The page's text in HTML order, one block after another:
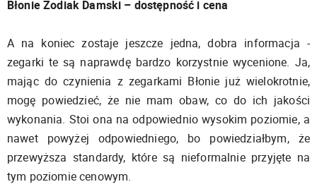
Błonie Zodiak Damski – dostępność i cena
A na koniec zostaje jeszcze jedna, dobra informacja -
zegarki te są naprawdę bardzo korzystnie wycenione. Ja,
mając do czynienia z zegarkami Błonie już wielokrotnie,
mogę powiedzieć, że nie mam obaw, co do ich jakości
wykonania. Stoi ona na odpowiednio wysokim poziomie, a
nawet powyżej odpowiedniego, bo powiedziałbym, że
przewyższa standardy, które są nieformalnie przyjęte na
tym poziomie cenowym.